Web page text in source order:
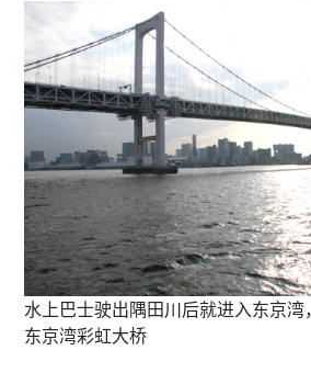
水上巴士驶出隅田川后就进入东京湾
东京湾彩虹大桥